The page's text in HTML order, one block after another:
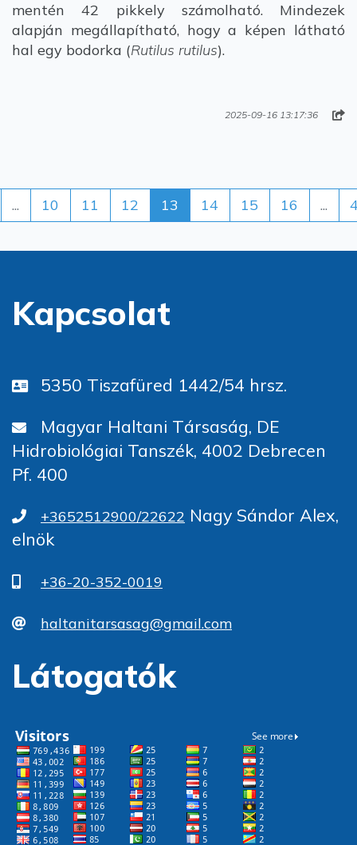
mentén 42 pikkely számolható. Mindezek
alapján megállapítható, hogy a képen látható
hal egy bodorka (Rutilus rutilus).
2025-09-16 13:17:36
... 10 11 12 13 14 15 16 ...
Kapcsolat
5350 Tiszafüred 1442/54 hrsz.
Magyar Haltani Társaság, DE
Hidrobiológiai Tanszék, 4002 Debrecen
Pf. 400
+3652512900/22622 Nagy Sándor Alex,
elnök
+36-20-352-0019
haltanitarsasag@gmail.com
Látogatók